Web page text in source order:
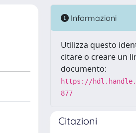
Informazioni
Utilizza questo
citare o creare un
documento:
https://
877
Citazioni